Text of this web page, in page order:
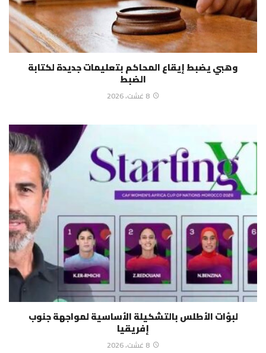
وهبي يضبط إيقاع المحاكم بتعليمات جديدة لكتابة
الضبط
8 غشت، 2026
لبؤات الأطلس بالتشكيلة الأساسية لمواجهة جنوب
إفريقيا
8 غشت، 2026